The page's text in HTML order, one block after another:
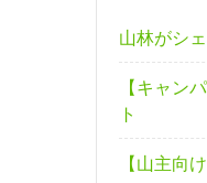
山林がシ
【キャン
ト
【山主向